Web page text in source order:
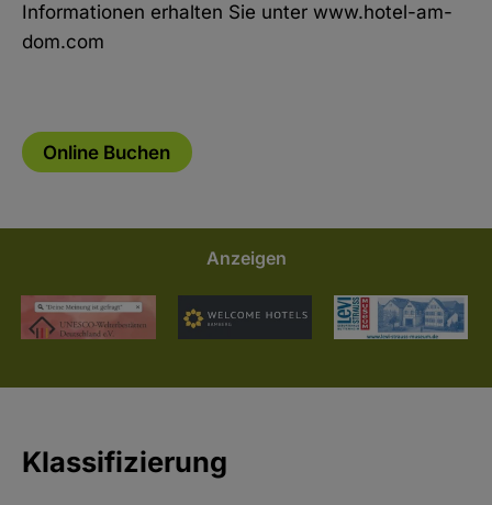
Informationen erhalten Sie unter www.hotel-am-
dom.com
Online Buchen
Anzeigen
Klassifizierung